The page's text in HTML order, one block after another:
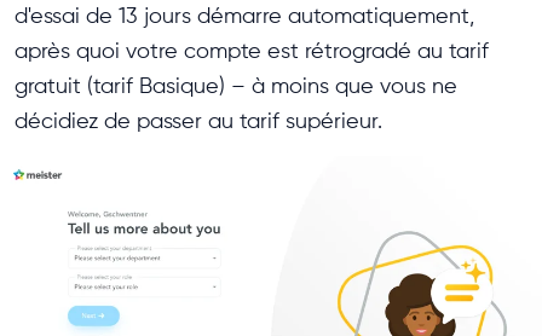
d'essai de 13 jours démarre automatiquement,
après quoi votre compte est rétrogradé au tarif
gratuit (tarif Basique) – à moins que vous ne
décidiez de passer au tarif supérieur.